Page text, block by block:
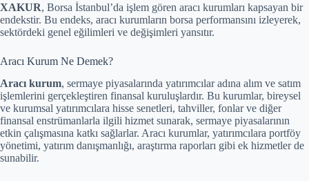
XAKUR, Borsa İstanbul’da işlem gören aracı kurumları kapsayan bir
endekstir. Bu endeks, aracı kurumların borsa performansını izleyerek,
sektördeki genel eğilimleri ve değişimleri yansıtır.
Aracı Kurum Ne Demek?
Aracı kurum, sermaye piyasalarında yatırımcılar adına alım ve satım
işlemlerini gerçekleştiren finansal kuruluşlardır. Bu kurumlar, bireysel
ve kurumsal yatırımcılara hisse senetleri, tahviller, fonlar ve diğer
finansal enstrümanlarla ilgili hizmet sunarak, sermaye piyasalarının
etkin çalışmasına katkı sağlarlar. Aracı kurumlar, yatırımcılara portföy
yönetimi, yatırım danışmanlığı, araştırma raporları gibi ek hizmetler de
sunabilir.